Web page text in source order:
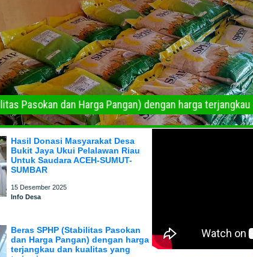
SPHP (Stabilitas Pasokan dan Harga Pangan) dengan
Hasil Donasi Masyarakat Desa
Bukit Jaya Ukui Pelalawan Riau
Untuk Saudara ACEH-SUMUT-
SUMBAR
15 Desember 2025
Info Desa
Beras SPHP (Stabilitas Pasokan
dan Harga Pangan) dengan harga
terjangkau dan kualitas yang